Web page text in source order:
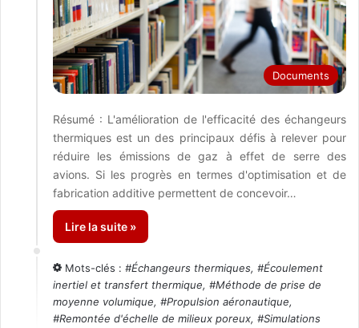
Documents
Résumé : L'amélioration de l'efficacité des échangeurs
thermiques est un des principaux défis à relever pour
réduire les émissions de gaz à effet de serre des
avions. Si les progrès en termes d'optimisation et de
fabrication additive permettent de concevoir…
Lire la suite »
Mots-clés : #Échangeurs thermiques, #Écoulement
inertiel et transfert thermique, #Méthode de prise de
moyenne volumique, #Propulsion aéronautique,
#Remontée d'échelle de milieux poreux, #Simulations